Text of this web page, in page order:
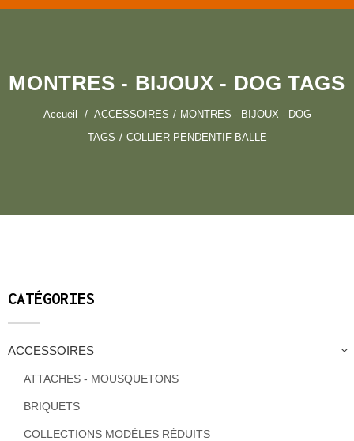
MONTRES - BIJOUX - DOG TAGS
Accueil ACCESSOIRES
MONTRES - BIJOUX - DOG
TAGS
COLLIER PENDENTIF BALLE
CATÉGORIES
ACCESSOIRES
ATTACHES - MOUSQUETONS
BRIQUETS
COLLECTIONS MODÈLES RÉDUITS